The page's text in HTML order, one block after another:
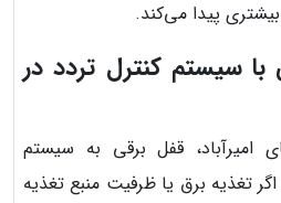
پیدا می‌کند.
سیستم کنترل تردد در
امیرآباد، قفل برقی به سیستم
تغذیه برق یا ظرفیت منبع تغذیه